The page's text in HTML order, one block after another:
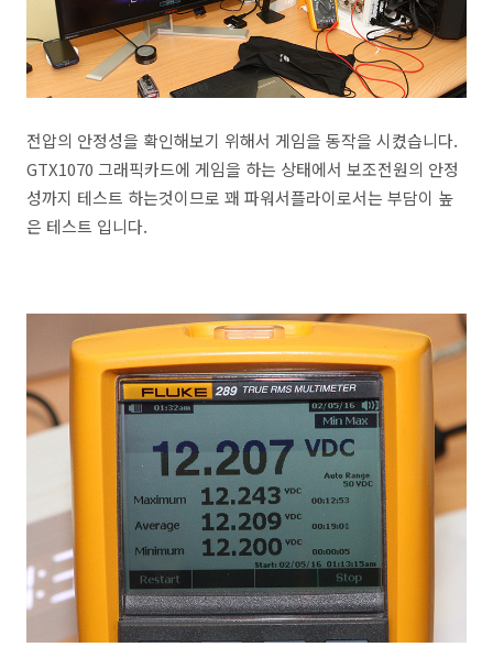
전압의 안정성을 확인해보기 위해서 게임을 동작을 시켰습니다.
GTX1070 그래픽카드에 게임을 하는 상태에서 보조전원의 안정
성까지 테스트 하는것이므로 꽤 파워서플라이로서는 부담이 높
은 테스트 입니다.